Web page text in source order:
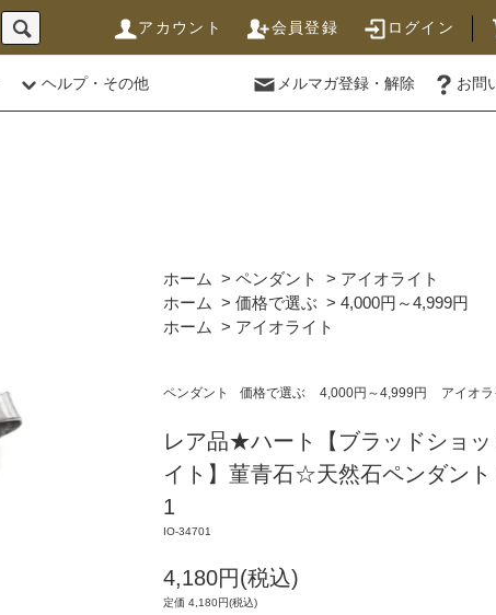
アカウント 会員登録 ログイン
ヘルプ・その他 メルマガ登録・解除 お問
ホーム > ペンダント > アイオライト
ホーム > 価格で選ぶ > 4,000円～4,999円
ホーム > アイオライト
ペンダント 価格で選ぶ 4,000円～4,999円 アイオラ
レア品★ハート【ブラッドショッ
イト】菫青石☆天然石ペンダン
1
IO-34701
4,180円(税込)
定価 4,180円(税込)